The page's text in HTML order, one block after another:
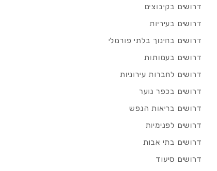
דרושים בקיבוצים
דרושים בעיריות
דרושים בחינוך בלתי פורמלי
דרושים בעמותות
דרושים לחברות עירוניות
דרושים בכפר נוער
דרושים בריאות הנפש
דרושים לפנימיות
דרושים בתי אבות
דרושים סיעוד